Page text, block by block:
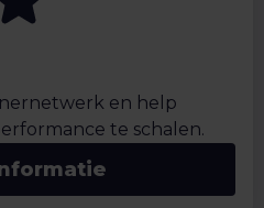
en help
te schalen.